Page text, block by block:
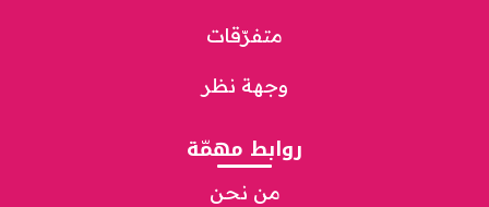
متفرّقات
وجهة نظر
روابط مهمّة
من نحن